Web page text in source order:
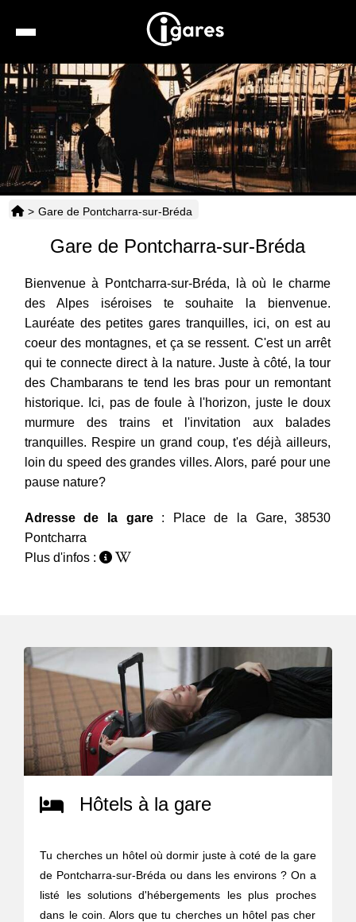
Recherche
Location de voiture
Hôtels
Taxis
> Gare de Pontcharra-sur-Bréda
Gare de Pontcharra-sur-Bréda
Bienvenue à Pontcharra-sur-Bréda, là où le charme
des Alpes iséroises te souhaite la bienvenue.
Lauréate des petites gares tranquilles, ici, on est au
coeur des montagnes, et ça se ressent. C'est un arrêt
qui te connecte direct à la nature. Juste à côté, la tour
des Chambarans te tend les bras pour un remontant
historique. Ici, pas de foule à l'horizon, juste le doux
murmure des trains et l'invitation aux balades
tranquilles. Respire un grand coup, t'es déjà ailleurs,
loin du speed des grandes villes. Alors, paré pour une
pause nature?
Adresse de la gare : Place de la Gare, 38530
Pontcharra
Plus d'infos :
Hôtels à la gare
Tu cherches un hôtel où dormir juste à coté de la gare
de Pontcharra-sur-Bréda ou dans les environs ? On a
listé les solutions d'hébergements les plus proches
dans le coin. Alors que tu cherches un hôtel pas cher